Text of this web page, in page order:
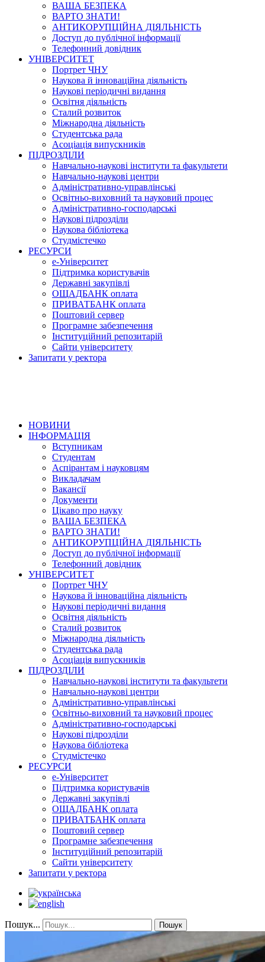
ВАША БЕЗПЕКА
ВАРТО ЗНАТИ!
АНТИКОРУПЦІЙНА ДІЯЛЬНІСТЬ
Доступ до публічної інформації
Телефонний довідник
УНІВЕРСИТЕТ
Портрет ЧНУ
Наукова й інноваційна діяльність
Наукові періодичні видання
Освітня діяльність
Сталий розвиток
Міжнародна діяльність
Студентська рада
Асоціація випускників
ПІДРОЗДІЛИ
Навчально-наукові інститути та факультети
Навчально-наукові центри
Адміністративно-управлінські
Освітньо-виховний та науковий процес
Адміністративно-господарські
Наукові підрозділи
Наукова бібліотека
Студмістечко
РЕСУРСИ
е-Університет
Підтримка користувачів
Державні закупівлі
ОЩАДБАНК оплата
ПРИВАТБАНК оплата
Поштовий сервер
Програмне забезпечення
Інституційний репозитарій
Сайти університету
Запитати у ректора
НОВИНИ
ІНФОРМАЦІЯ
Вступникам
Студентам
Аспірантам і науковцям
Викладачам
Вакансії
Документи
Цікаво про науку
ВАША БЕЗПЕКА
ВАРТО ЗНАТИ!
АНТИКОРУПЦІЙНА ДІЯЛЬНІСТЬ
Доступ до публічної інформації
Телефонний довідник
УНІВЕРСИТЕТ
Портрет ЧНУ
Наукова й інноваційна діяльність
Наукові періодичні видання
Освітня діяльність
Сталий розвиток
Міжнародна діяльність
Студентська рада
Асоціація випускників
ПІДРОЗДІЛИ
Навчально-наукові інститути та факультети
Навчально-наукові центри
Адміністративно-управлінські
Освітньо-виховний та науковий процес
Адміністративно-господарські
Наукові підрозділи
Наукова бібліотека
Студмістечко
РЕСУРСИ
е-Університет
Підтримка користувачів
Державні закупівлі
ОЩАДБАНК оплата
ПРИВАТБАНК оплата
Поштовий сервер
Програмне забезпечення
Інституційний репозитарій
Сайти університету
Запитати у ректора
Пошук... Пошук